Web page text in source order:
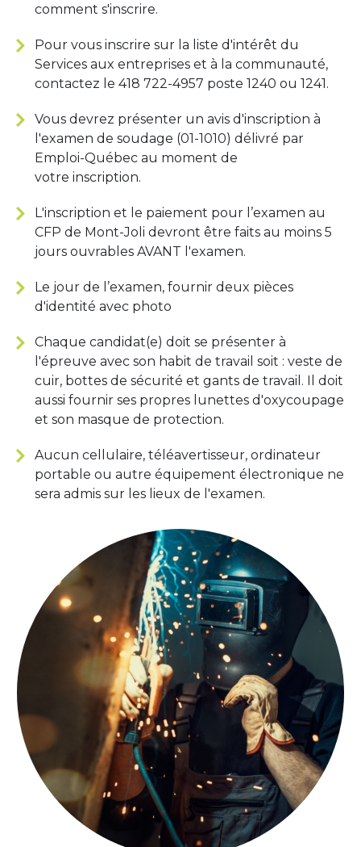
comment s'inscrire.
Pour vous inscrire sur la liste d'intérêt du
Services aux entreprises et à la communauté,
contactez le 418 722-4957 poste 1240 ou 1241.
Vous devrez présenter un avis d'inscription à
l'examen de soudage (01-1010) délivré par
Emploi-Québec au moment de
votre inscription.
L'inscription et le paiement pour l’examen au
CFP de Mont-Joli devront être faits au moins 5
jours ouvrables AVANT l'examen.
Le jour de l’examen, fournir deux pièces
d'identité avec photo
Chaque candidat(e) doit se présenter à
l'épreuve avec son habit de travail soit : veste de
cuir, bottes de sécurité et gants de travail. Il doit
aussi fournir ses propres lunettes d'oxycoupage
et son masque de protection.
Aucun cellulaire, téléavertisseur, ordinateur
portable ou autre équipement électronique ne
sera admis sur les lieux de l'examen.